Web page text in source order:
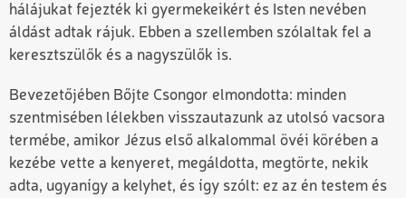
hálájukat fejezték ki gyermekeikért és Isten nevében
áldást adtak rájuk. Ebben a szellemben szólaltak fel a
keresztszülők és a nagyszülők is.
Bevezetőjében Bőjte Csongor elmondotta: minden
szentmisében lélekben visszautazunk az utolsó vacsora
termébe, amikor Jézus első alkalommal övéi körében a
kezébe vette a kenyeret, megáldotta, megtörte, nekik
adta, ugyanígy a kelyhet, és így szólt: ez az én testem és